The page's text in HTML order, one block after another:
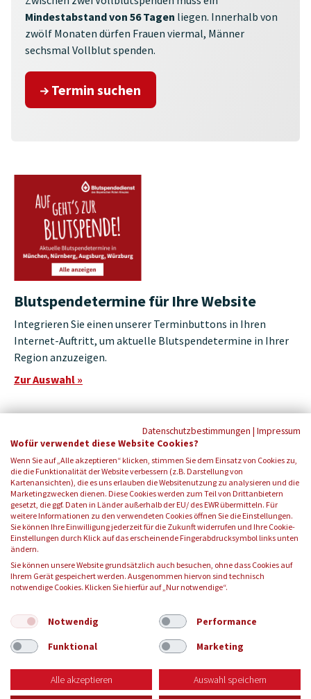
Mindestabstand von 56 Tagen liegen. Innerhalb von
zwölf Monaten dürfen Frauen viermal, Männer
sechsmal Vollblut spenden.
Termin suchen
Blutspendetermine für Ihre Website
Integrieren Sie einen unserer Terminbuttons in Ihren
Internet-Auftritt, um aktuelle Blutspendetermine in Ihrer
Region anzuzeigen.
Zur Auswahl »
FOLGEN SIE UNS:
gemeinnützige GmbH
KONTAKT IMPRESSUM DATENSCHUTZ
Datenschutzbestimmungen | Impressum
Wofür verwendet diese Website Cookies?
Wenn Sie auf „Alle akzeptieren“ klicken, stimmen Sie dem Einsatz von Cookies zu,
die die Funktionalität der Website verbessern (z.B. Darstellung von
Kartenansichten), die es uns erlauben die Websitenutzung zu analysieren und die
Marketingzwecken dienen. Diese Cookies werden zum Teil von Drittanbietern
gesetzt, die ggf. Daten in Länder außerhalb der EU/ des EWR übermitteln. Für
weitere Informationen zu den verwendeten Cookies öffnen Sie die Einstellungen.
Sie können Ihre Einwilligung jederzeit für die Zukunft widerrufen und Ihre Cookie-
Einstellungen durch Klick auf das erscheinende Fingerabdrucksymbol links unten
ändern.
Sie können unsere Website grundsätzlich auch besuchen, ohne dass Cookies auf
Ihrem Gerät gespeichert werden. Ausgenommen hiervon sind technisch
notwendige Cookies. Klicken Sie hierfür auf „Nur notwendige“.
Notwendig
Performance
Funktional
Marketing
Alle akzeptieren Auswahl speichern